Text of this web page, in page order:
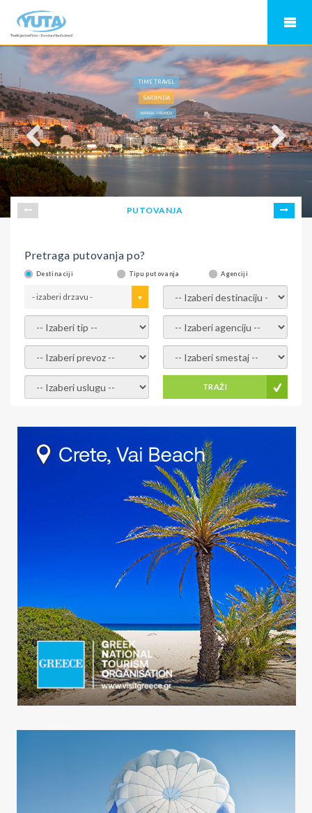
TIME TRAVEL
SARANDA
ALBANIJA - SARANDA
PUTOVANJA
Pretraga putovanja po?
Destinaciji Tipu putovanja Agenciji
- izaberi drzavu - - izaberi destinaciju -
- izaberi tip - - izaberi agenciju -
- izaberi prevoz - - Izaberite smestaj -
- Izaberite uslugu - TRAŽI